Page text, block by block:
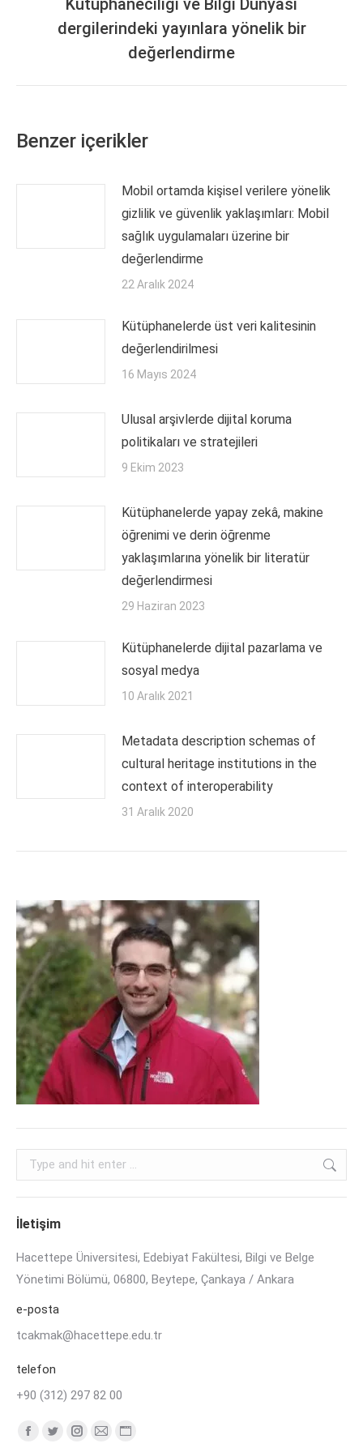
Kütüphaneciliği ve Bilgi Dünyası
dergilerindeki yayınlara yönelik bir
değerlendirme
Benzer içerikler
Mobil ortamda kişisel verilere yönelik
gizlilik ve güvenlik yaklaşımları: Mobil
sağlık uygulamaları üzerine bir
değerlendirme
22 Aralık 2024
Kütüphanelerde üst veri kalitesinin
değerlendirilmesi
16 Mayıs 2024
Ulusal arşivlerde dijital koruma
politikaları ve stratejileri
9 Ekim 2023
Kütüphanelerde yapay zekâ, makine
öğrenimi ve derin öğrenme
yaklaşımlarına yönelik bir literatür
değerlendirmesi
29 Haziran 2023
Kütüphanelerde dijital pazarlama ve
sosyal medya
10 Aralık 2021
Metadata description schemas of
cultural heritage institutions in the
context of interoperability
31 Aralık 2020
Search:
İletişim
Hacettepe Üniversitesi, Edebiyat Fakültesi, Bilgi ve Belge
Yönetimi Bölümü, 06800, Beytepe, Çankaya / Ankara
e-posta
tcakmak@hacettepe.edu.tr
telefon
+90 (312) 297 82 00
Find us on:
Facebook
TwitterInstagram
Mail Website